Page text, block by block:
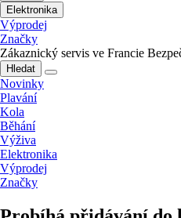
Elektronika
Výprodej
Značky
Zákaznický servis ve Francie
Hledat
Novinky
Plavání
Kola
Běhání
Výživa
Elektronika
Výprodej
Značky